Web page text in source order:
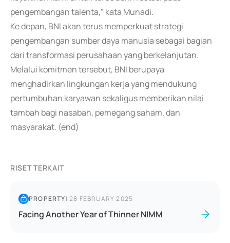
pengembangan talenta," kata Munadi.
Ke depan, BNI akan terus memperkuat strategi
pengembangan sumber daya manusia sebagai bagian
dari transformasi perusahaan yang berkelanjutan.
Melalui komitmen tersebut, BNI berupaya
menghadirkan lingkungan kerja yang mendukung
pertumbuhan karyawan sekaligus memberikan nilai
tambah bagi nasabah, pemegang saham, dan
masyarakat. (end)
RISET TERKAIT
PROPERTY|28 FEBRUARY 2025
Facing Another Year of Thinner NIMM